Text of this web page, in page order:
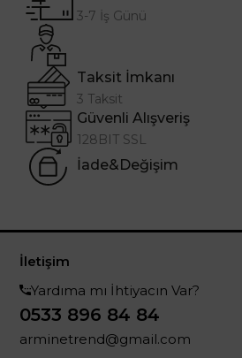
3-7 İş Günü
Taksit İmkanı
3 Taksit
Güvenli Alışveriş
128BIT SSL
İade&Değişim
İletişim
Yardıma mı İhtiyacın Var?
0533 896 84 84
arminetrend@gmail.com